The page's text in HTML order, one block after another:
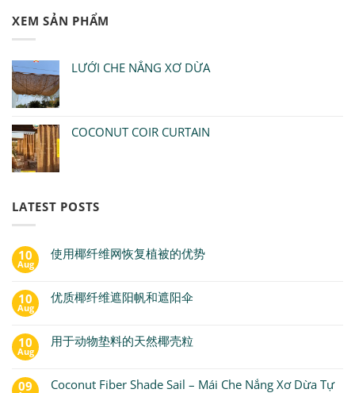
XEM SẢN PHẨM
LƯỚI CHE NẮNG XƠ DỪA
COCONUT COIR CURTAIN
LATEST POSTS
10
Aug
使用椰纤维网恢复植被的优势
10
Aug
优质椰纤维遮阳帆和遮阳伞
10
Aug
用于动物垫料的天然椰壳粒
09
Coconut Fiber Shade Sail – Mái Che Nắng Xơ Dừa Tự